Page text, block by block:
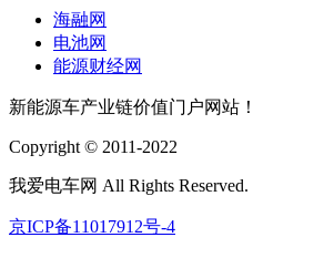
海融网
电池网
能源财经网
新能源车产业链价值门户网站！
Copyright © 2011-2022
我爱电车网 All Rights Reserved.
京ICP备11017912号-4